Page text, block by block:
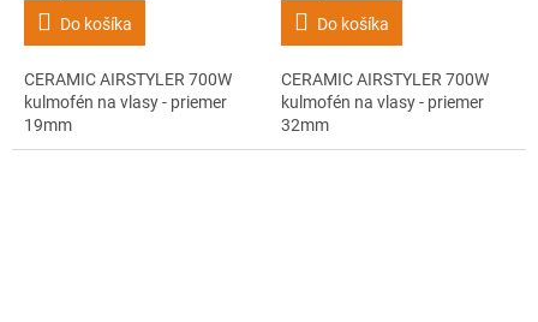
Do košíka
CERAMIC AIRSTYLER 700W
kulmofén na vlasy - priemer
19mm
Do košíka
CERAMIC AIRSTYLER 700W
kulmofén na vlasy - priemer
32mm